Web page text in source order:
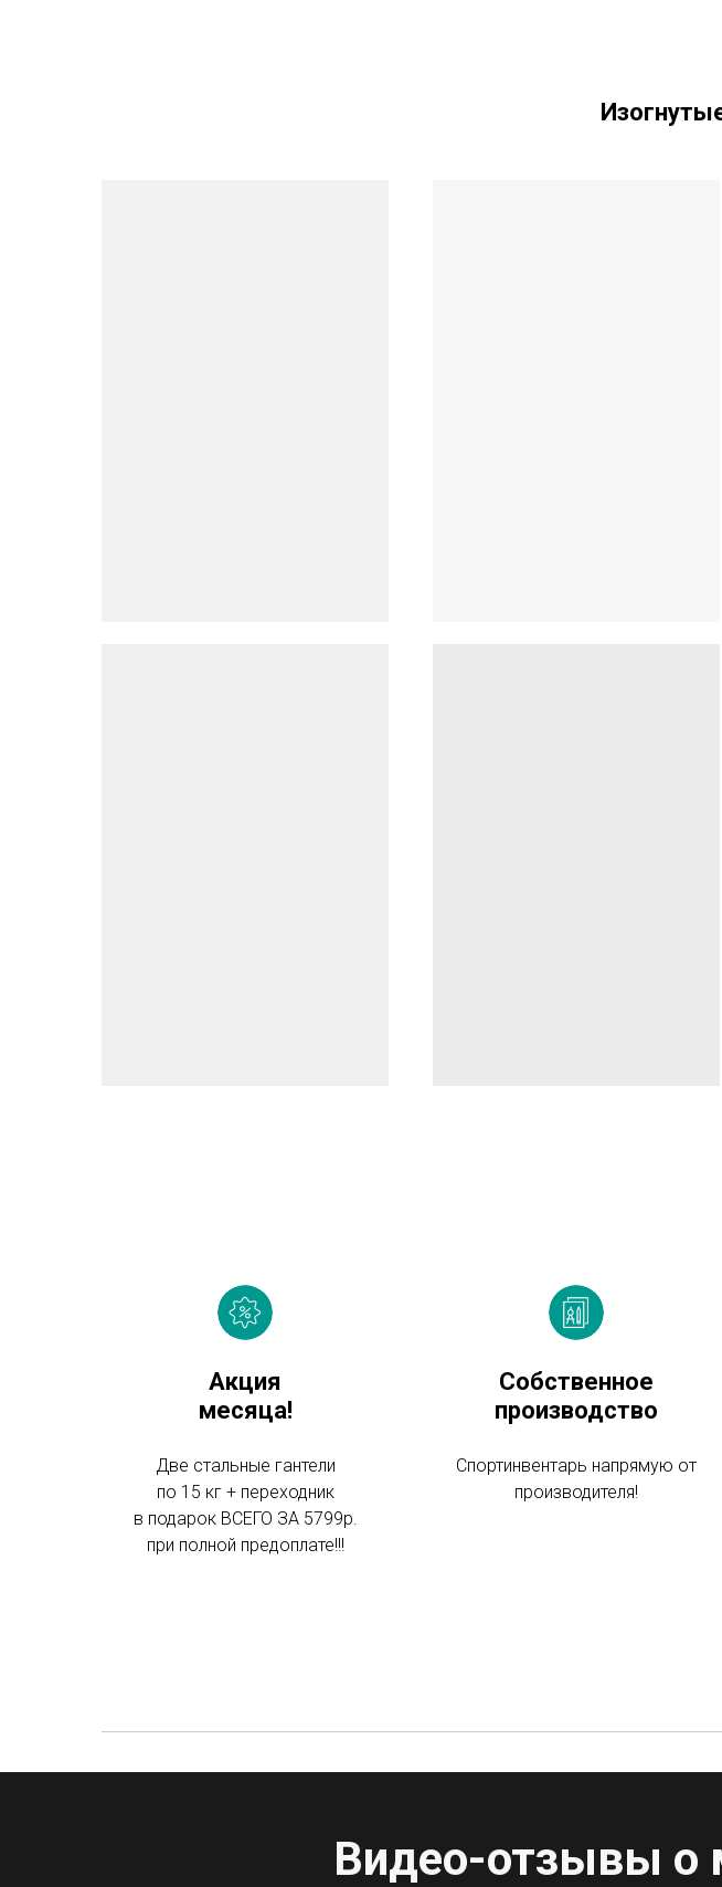
Акция
месяца!
Две стальные гантели
по 15 кг + переходник
в подарок ВСЕГО ЗА 5799р.
при полной предоплате!!!
Собственное
производство
Спортинвентарь напрямую от
производителя!
Видео-отзывы о